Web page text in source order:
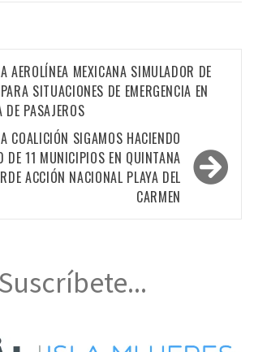
AEROLÍNEA MEXICANA SIMULADOR DE
SITUACIONES DE EMERGENCIA EN
DE PASAJEROS
COALICIÓN SIGAMOS HACIENDO
DE 11 MUNICIPIOS EN QUINTANA
ACCIÓN NACIONAL PLAYA DEL
CARMEN
Suscríbete...